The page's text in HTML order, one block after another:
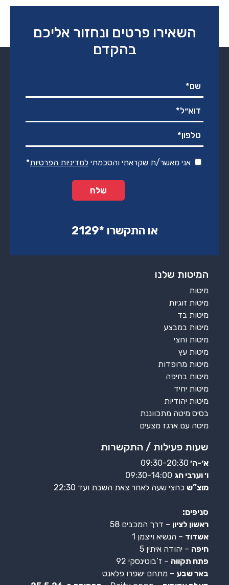
השאירו פרטים ונחזור אליכם
בהקדם
אני מאשר/ת שקראתי והסכמתי למדיניות הפרטיות*
או התקשרו ‏*2129‏
המיטות שלנו
מיטות
מיטות זוגיות
מיטות בד
מיטות במבצע
מיטות וחצי
מיטות עץ
מיטות מרופדות
מיטות בחיפה
מיטות יחיד
מיטות יהודיות
בסיס מיטה מתכווננת
מיטה עם ארגז מצעים
שעות פעילות / התקשרות
א׳-ה׳ 09:30-20:30
ו׳ וערבי חג
מוצ”ש כחצי שעה לאחר צאת השבת ועד 22:30
סניפים:
ראשון לציון – דרך המכבים 58
אשדוד – הנשיא וייצמן 1
חיפה – יהודה איתין 5
פתח תקווה – ז’בוטינסקי 92
באר שבע – מתחם ישפרו פלאנט